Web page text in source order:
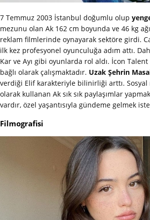
7 Temmuz 2003 İstanbul doğumlu olup
mezunu olan Ak 162 cm boyunda ve 46 kg
reklam filmlerinde oynayarak sektöre girdi.
ilk kez profesyonel oyunculuğa adım attı.
Kar ve Ayı gibi oyunlarda rol aldı. İcon
bağlı olarak çalışmaktadır. Uzak Şehrin
verdiği Elif karakteriyle bilinirliği arttı. Sosyal
olarak kullanan Ak sık sık paylaşımlar
vardır, özel yaşantısıyla gündeme gelmek
Filmografisi